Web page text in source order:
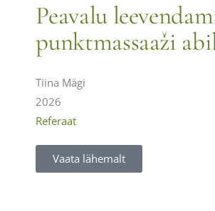
Peavalu
punktmassaaži
Tiina Mägi
2026
Referaat
Vaata lähemalt